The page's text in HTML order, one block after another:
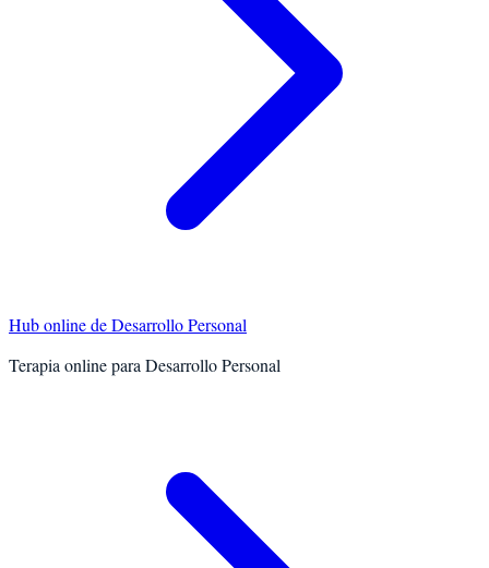
Hub online deDesarrollo Personal
Terapia online para Desarrollo Personal